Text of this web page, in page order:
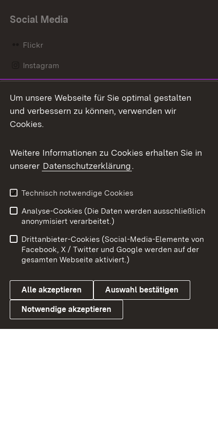
Social Media
Flickr
Instagram
Mastodon
Messenger
Social Wall
X / Twitter
Youtube
Link zum Landesportal
Benutzungshinweise
Barrierefreiheit
Datenschutz
Cookies
Um unsere Webseite für Sie optimal gestalten
und verbessern zu können, verwenden wir
Cookies.
Weitere Informationen zu Cookies erhalten Sie in
unserer Datenschutzerklärung.
Technisch notwendige Cookies
Analyse-Cookies (Die Daten werden ausschließlich
anonymisiert verarbeitet.)
Drittanbieter-Cookies (Social-Media-Elemente von
Facebook, X / Twitter und Google werden auf der
gesamten Webseite aktiviert.)
Alle akzeptieren Auswahl bestätigen
Notwendige akzeptieren